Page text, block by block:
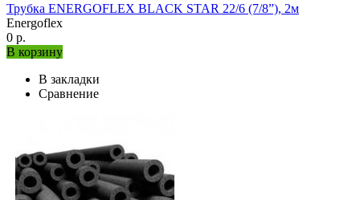
Трубка ENERGOFLEX BLACK STAR 22/6 (7/8”), 2м
Energoflex
0 р.
В корзину
В закладки
Сравнение